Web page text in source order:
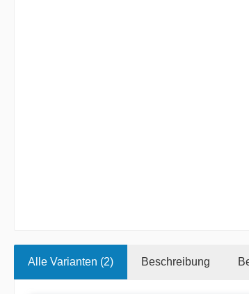
Alle Varianten (2) Beschreibung